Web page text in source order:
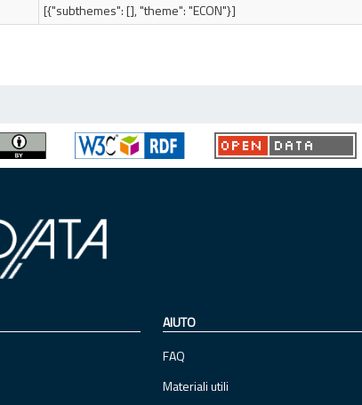
[{"subthemes": [], "theme": "ECON"}]
AIUTO
FAQ
Materiali utili